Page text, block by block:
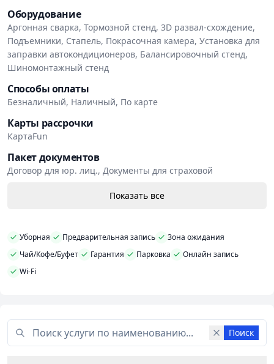
Оборудование
Аргонная сварка, Тормозной стенд, 3D развал-схождение,
Подъемники, Стапель, Покрасочная камера, Установка для
заправки автокондиционеров, Балансировочный стенд,
Шиномонтажный стенд
Способы оплаты
Безналичный, Наличный, По карте
Карты рассрочки
КартаFun
Пакет документов
Договор для юр. лиц., Документы для страховой
Показать все
Уборная Предварительная запись
Зона ожидания
Чай/Кофе/Буфет
Гарантия Парковка
Онлайн запись
Wi-Fi
Поиск